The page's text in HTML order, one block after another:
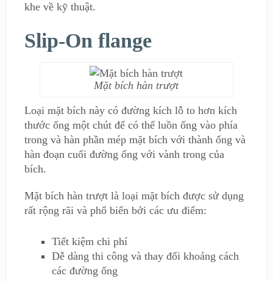
khe về kỹ thuật.
Slip-On flange
Mặt bích hàn trượt
Loại mặt bích này có đường kích lỗ to hơn kích
thước ống một chút để có thể luồn ống vào phía
trong và hàn phần mép mặt bích với thành ống và
hàn đoạn cuối đường ống với vành trong của
bích.
Mặt bích hàn trượt là loại mặt bích được sử dụng
rất rộng rãi và phổ biến bởi các ưu điểm:
Tiết kiệm chi phí
Dễ dàng thi công và thay đổi khoảng cách
các đường ống